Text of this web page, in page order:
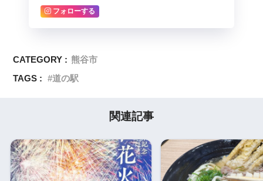
フォローする
CATEGORY : 熊谷市
TAGS :
道の駅
関連記事